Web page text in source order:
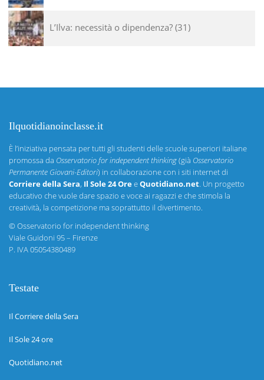
L’Ilva: necessità o dipendenza? 31
Ilquotidianoinclasse.it
È l’iniziativa pensata per tutti gli studenti delle scuole superiori italiane
promossa da Osservatorio for independent thinking(già Osservatorio
Permanente Giovani-Editori) in collaborazione con i siti internet di
Corriere della Sera, Il Sole 24 OreeQuotidiano.net. Un progetto
educativo che vuole dare spazio e voce ai ragazzi e che stimola la
creatività, la competizione ma soprattutto il divertimento.
©Osservatorio for independent thinking
Viale Guidoni 95 – Firenze
P. IVA 05054380489
Testate
Il Corriere della Sera
Il Sole 24 ore
Quotidiano.net